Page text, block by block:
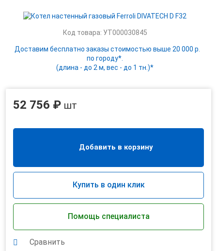
Код товара: УТ000030845
Доставим бесплатно заказы стоимостью выше 20 000 р.
по городу*.
(длина - до 2 м, вес - до 1 тн.)*
52 756 ₽ шт
Добавить в корзину
Купить в один клик
Помощь специалиста
Сравнить